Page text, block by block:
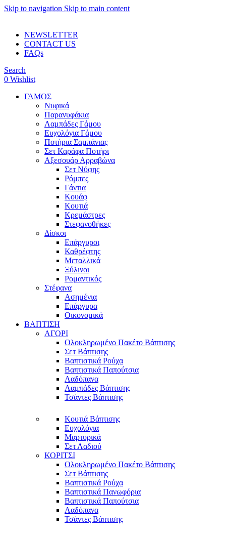
Skip to navigation Skip to main content
NEWSLETTER
CONTACT US
FAQs
Search
0 Wishlist
ΓΑΜΟΣ
Νυφικά
Παρανυφάκια
Λαμπάδες Γάμου
Ευχολόγια Γάμου
Ποτήρια Σαμπάνιας
Σετ Καράφα Ποτήρι
Αξεσουάρ Αρραβώνα
Σετ Νύφης
Ρόμπες
Γάντια
Κουάφ
Κουτιά
Κρεμάστρες
Στεφανοθήκες
Δίσκοι
Επάργυροι
Καθρέφτης
Μεταλλικά
Ξύλινοι
Ρομαντικός
Στέφανα
Ασημένια
Επάργυρα
Οικονομικά
ΒΑΠΤΙΣΗ
ΑΓΟΡΙ
Ολοκληρωμένο Πακέτο Βάπτισης
Σετ Βάπτισης
Βαπτιστικά Ρούχα
Βαπτιστικά Παπούτσια
Λαδόπανα
Λαμπάδες Βάπτισης
Τσάντες Βάπτισης
Κουτιά Βάπτισης
Ευχολόγια
Μαρτυρικά
Σετ Λαδιού
ΚΟΡΙΤΣΙ
Ολοκληρωμένο Πακέτο Βάπτισης
Σετ Βάπτισης
Βαπτιστικά Ρούχα
Βαπτιστικά Πανωφόρια
Βαπτιστικά Παπούτσια
Λαδόπανα
Τσάντες Βάπτισης